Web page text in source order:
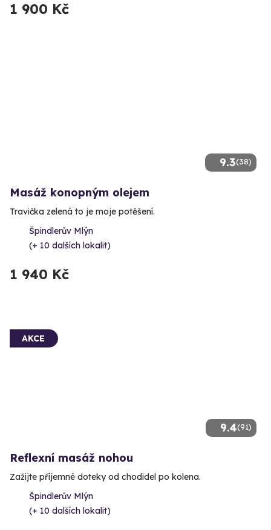
1 900 Kč
9.3(38)
Masáž konopným olejem
Travička zelená to je moje potěšení.
Špindlerův Mlýn
(+ 10 dalších lokalit)
1 940 Kč
9.4(91)
AKCE
Reflexní masáž nohou
Zažijte příjemné doteky od chodidel po kolena.
Špindlerův Mlýn
(+ 10 dalších lokalit)